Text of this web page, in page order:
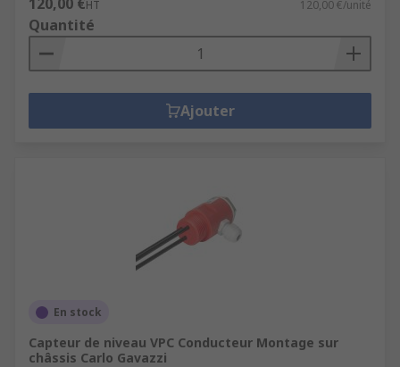
HT 120,00 €/unité
Quantité
Ajouter
En stock
Capteur de niveau VPC Conducteur Montage sur
châssis Carlo Gavazzi